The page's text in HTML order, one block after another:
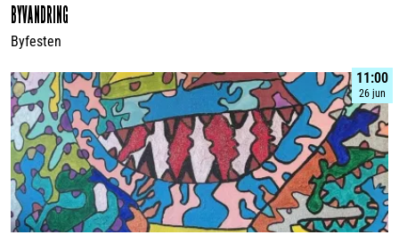
BYVANDRING
Byfesten
11:00
26 jun